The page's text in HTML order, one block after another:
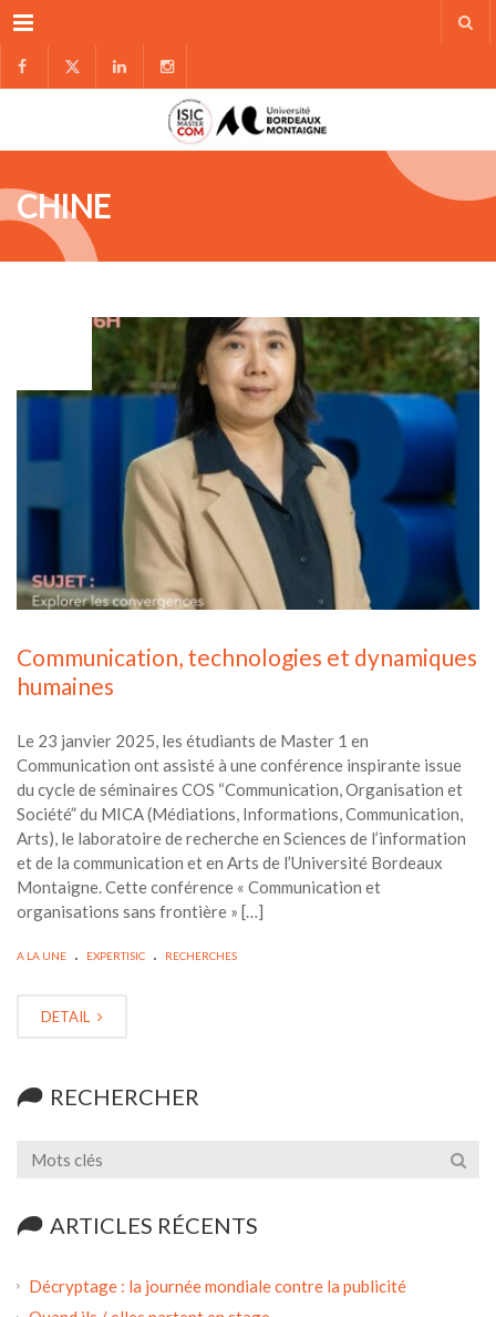
Menu
CHINE
Communication, technologies et dynamiques
humaines
Le 23 janvier 2025, les étudiants de Master 1 en
Communication ont assisté à une conférence inspirante issue
du cycle de séminaires COS “Communication, Organisation et
Société” du MICA (Médiations, Informations, Communication,
Arts), le laboratoire de recherche en Sciences de l’information
et de la communication et en Arts de l’Université Bordeaux
Montaigne. Cette conférence « Communication et
organisations sans frontière » […]
A LA UNE . EXPERTISIC . RECHERCHES
DETAIL
RECHERCHER
ARTICLES RÉCENTS
Décryptage : la journée mondiale contre la publicité